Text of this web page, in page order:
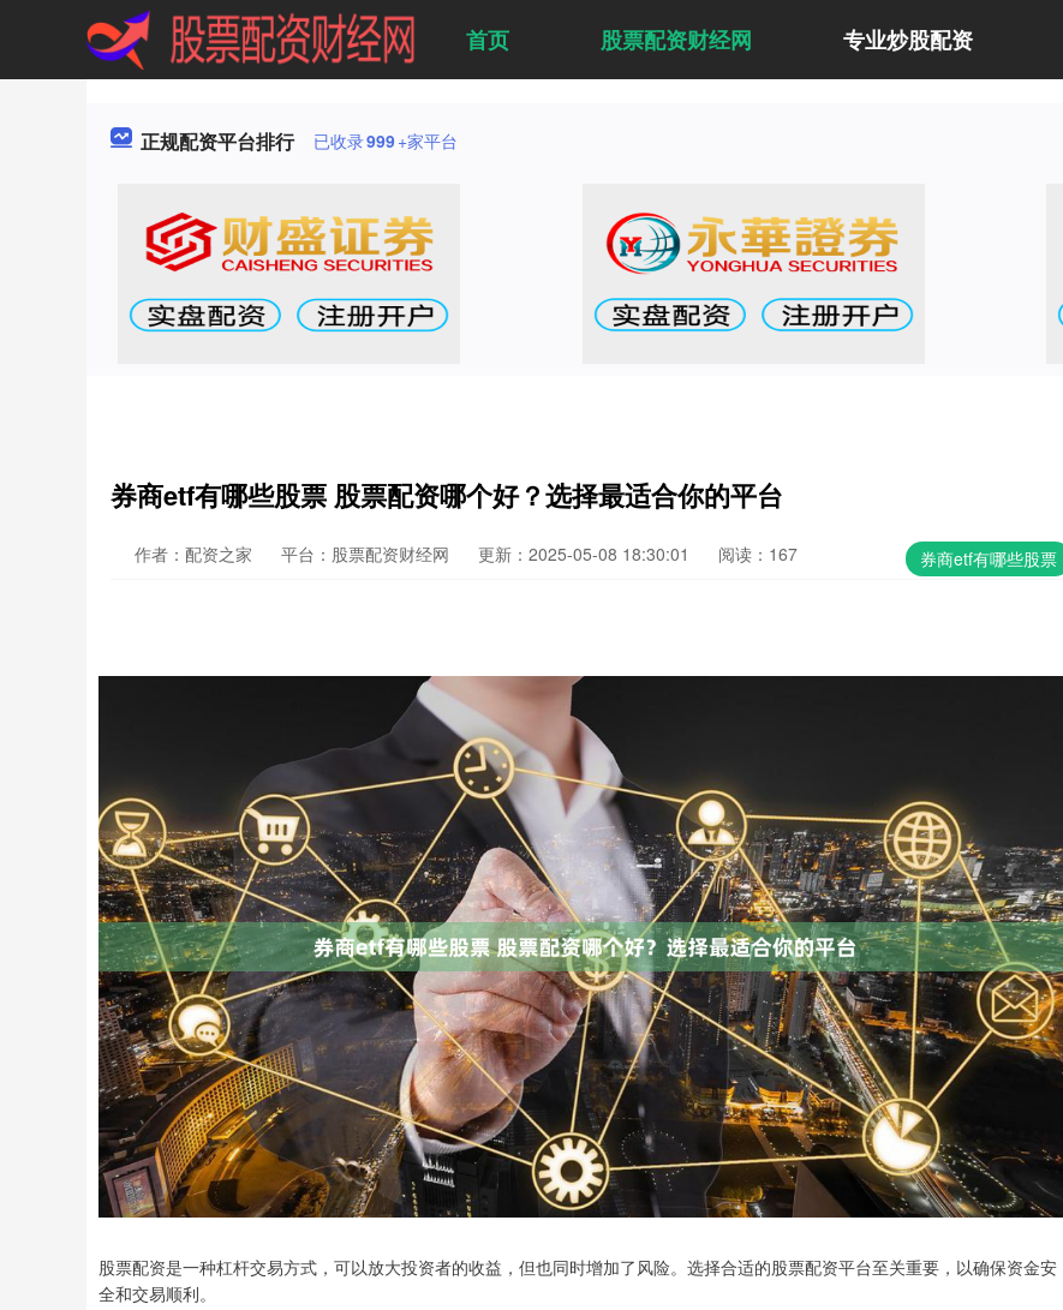
首页 股票配资财经网 专业炒股配资
正规配资平台排行 已收录999+家平台
券商etf有哪些股票 股票配资哪个好？选择最适合你的平台
券商etf有哪些股票
作者：配资之家 平台：股票配资财经网 更新：2025-05-08 18:30:01 阅读：167
股票配资是一种杠杆交易方式，可以放大投资者的收益，但也同时增加了风险。选择合适的股票配资平台至关重要，以确保资金安
全和交易顺利。